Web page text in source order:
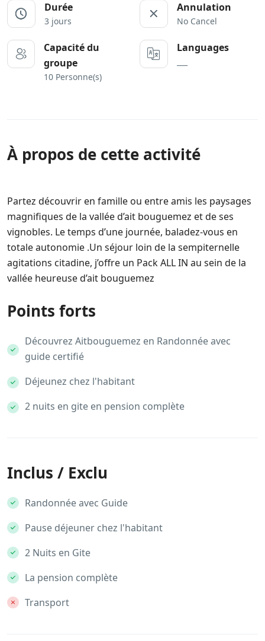
Durée
3 jours
Annulation
No Cancel
Capacité du
groupe
10 Personne(s)
Languages
À propos de cette activité
Partez découvrir en famille ou entre amis les paysages
magnifiques de la vallée d’ait bouguemez et de ses
vignobles. Le temps d’une journée, baladez-vous en
totale autonomie .Un séjour loin de la sempiternelle
agitations citadine, j’offre un Pack ALL IN au sein de la
vallée heureuse d’ait bouguemez
Points forts
Découvrez Aitbouguemez en Randonnée avec
guide certifié
Déjeunez chez l'habitant
2 nuits en gite en pension complète
Inclus / Exclu
Randonnée avec Guide
Pause déjeuner chez l'habitant
2 Nuits en Gite
La pension complète
Transport